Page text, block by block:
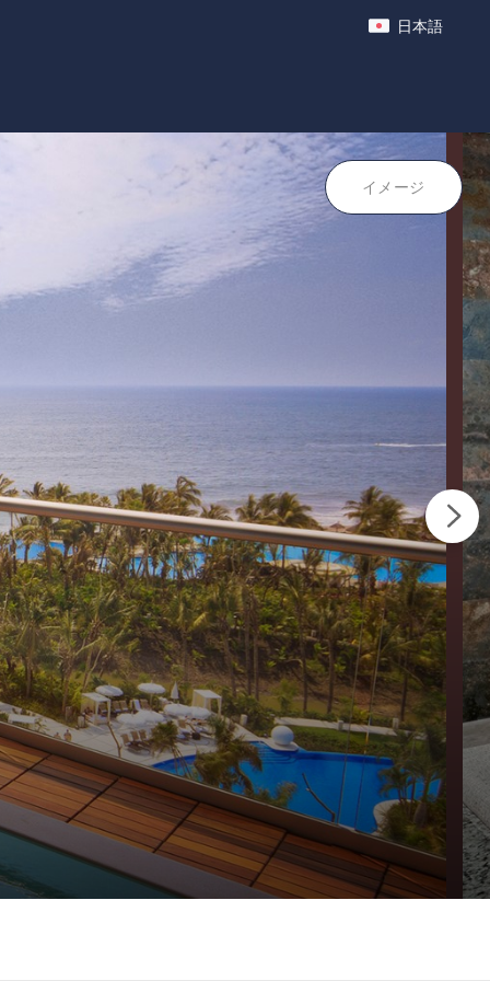
日本語
イメージ